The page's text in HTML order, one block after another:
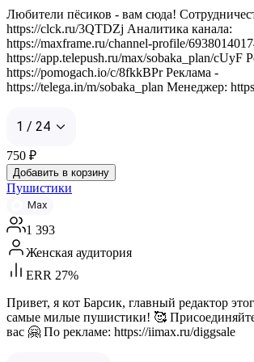
Любители пёсиков - вам сюда!
https://clck.ru/3QTDZj Аналитика канала:
https://maxframe.ru/channel-profile/
https://app.telepush.ru/max/sobaka_plan/cUyF
https://pomogach.io/c/8fkkBPr Реклама -
https://telega.in/m/sobaka_plan Менеджер:
1 / 24
750 ₽
Добавить в корзину
Пушистики
Max
1 393
Женская аудитория
ERR 27%
Привет, я кот Барсик, главный редактор
самые милые пушистики! 🥰
вас 🤗 По рекламе: https://iimax.ru/diggsale